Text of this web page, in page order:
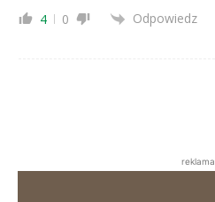
4 0 Odpowiedz
reklama